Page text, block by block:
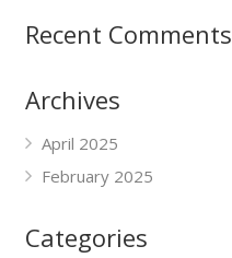
Recent Comments
Archives
April 2025
February 2025
Categories